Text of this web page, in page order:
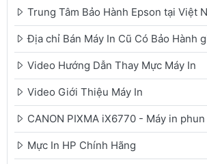
Trung Tâm Bảo Hành Epson tại Việt
Địa chỉ Bán Máy In Cũ Có Bảo Hành
Video Hướng Dẫn Thay Mực Máy In
Video Giới Thiệu Máy In
CANON PIXMA iX6770 - Máy in
Mực In HP Chính Hãng